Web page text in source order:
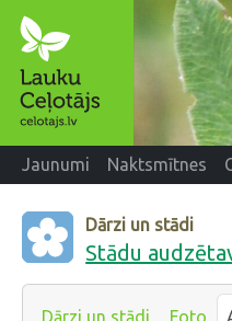
Jaunumi Naktsmītnes
Dārzi un stādi
Stādu
Dārzi un stādi Foto